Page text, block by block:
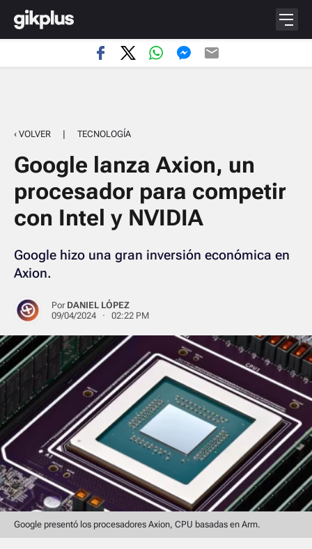
‹ VOLVER | TECNOLOGÍA
Google lanza Axion, un
procesador para competir
con Intel y NVIDIA
Google hizo una gran inversión económica en
Axion.
Por DANIEL LÓPEZ
09/04/2024 · 02:22 PM
Google presentó los procesadores Axion, CPU basadas en Arm.